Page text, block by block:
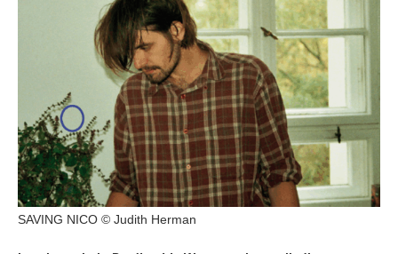
SAVING NICO © Judith Herman